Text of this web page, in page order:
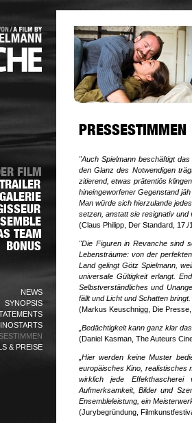
NEWS
SYNOPSIS
& PREISE
"Auch Spielmann beschäftigt
den Glanz des Notwendigen
zitierend, etwas prätentiös
hineingeworfener Gegenstand
Man würde sich hierzulande
setzen, anstatt sie resignativ und
(Claus Philipp, Der Standard, 17./
"Die Figuren in Revanche sind
Lebensträume: von der
Land gelingt Götz Spielmann,
universale Gültigkeit erlangt.
Selbstverständliches und
fällt und Licht und Schatten
(Markus Keuschnigg, Die
„Bedächtigkeit kann ganz klar
(Daniel Kasman, The Auteurs
Hier werden keine Muster
europäisches Kino, realistisches
wirklich jede Effekthascherei
Aufmerksamkeit, Bilder und
Ensembleleistung, ein
(Jurybegründung,